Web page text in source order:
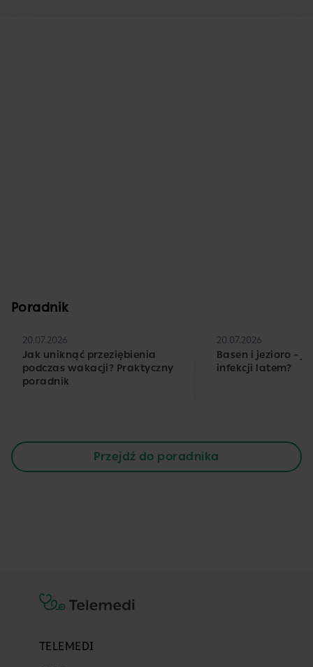
Poradnik
20.07.2026
Jak uniknąć przeziębienia
podczas wakacji? Praktyczny
poradnik
20.07.2026
Basen i jezioro –
infekcji latem?
Przejdź do poradnika
TELEMEDI